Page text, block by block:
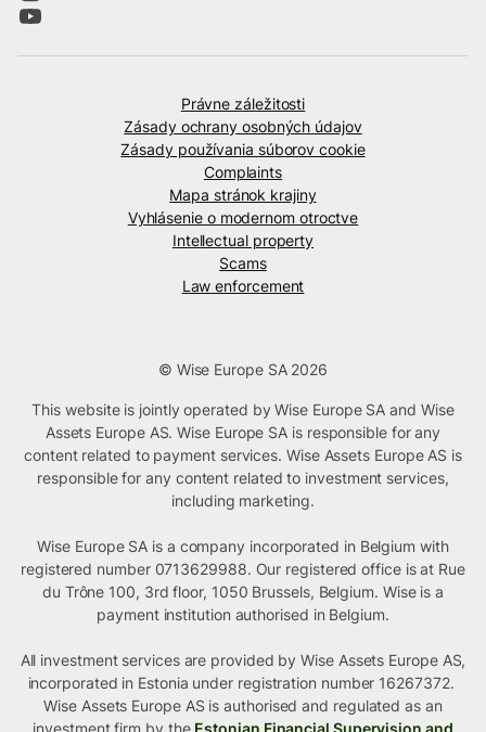
Právne záležitosti
Zásady ochrany osobných údajov
Zásady používania súborov cookie
Complaints
Mapa stránok krajiny
Vyhlásenie o modernom otroctve
Intellectual property
Scams
Law enforcement
© Wise Europe SA 2026
This website is jointly operated by Wise Europe SA and Wise
Assets Europe AS. Wise Europe SA is responsible for any
content related to payment services. Wise Assets Europe AS is
responsible for any content related to investment services,
including marketing.
Wise Europe SA is a company incorporated in Belgium with
registered number 0713629988. Our registered office is at Rue
du Trône 100, 3rd floor, 1050 Brussels, Belgium. Wise is a
payment institution authorised in Belgium.
All investment services are provided by Wise Assets Europe AS,
incorporated in Estonia under registration number 16267372.
Wise Assets Europe AS is authorised and regulated as an
investment firm by the Estonian Financial Supervision and